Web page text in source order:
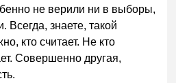
не верили ни в выборы,
Всегда, знаете, такой
кто считает. Не кто
Совершенно другая,